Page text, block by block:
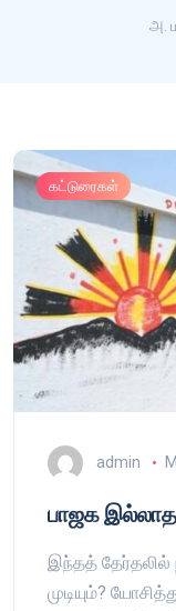
அ.
கட்டுரைகள்
admin
பாஜக
இந்தத் தேர்தலில்
முடியும்?